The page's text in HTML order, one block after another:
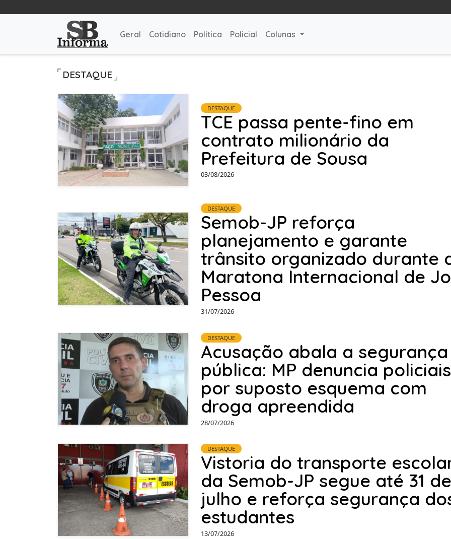
Geral Cotidiano Política Policial Colunas
DESTAQUE
DESTAQUE
TCE passa pente-fino em
contrato milionário da
Prefeitura de Sousa
03/08/2026
DESTAQUE
Semob-JP reforça
planejamento e garante
trânsito organizado durante
Maratona Internacional de
Pessoa
31/07/2026
DESTAQUE
Acusação abala a segurança
pública: MP denuncia policiais
por suposto esquema com
droga apreendida
28/07/2026
DESTAQUE
Vistoria do transporte
da Semob-JP segue até 31 de
julho e reforça segurança
estudantes
13/07/2026